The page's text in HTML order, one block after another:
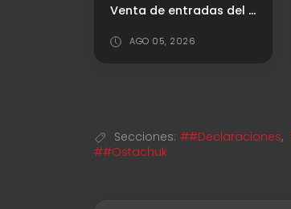
Venta de entradas del "Rojo" vs. Platense
AGO 05, 2026
Secciones: ##Declaraciones,
##Ostachuk